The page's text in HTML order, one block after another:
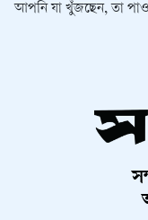
আপনি যা খুঁজছেন, তা